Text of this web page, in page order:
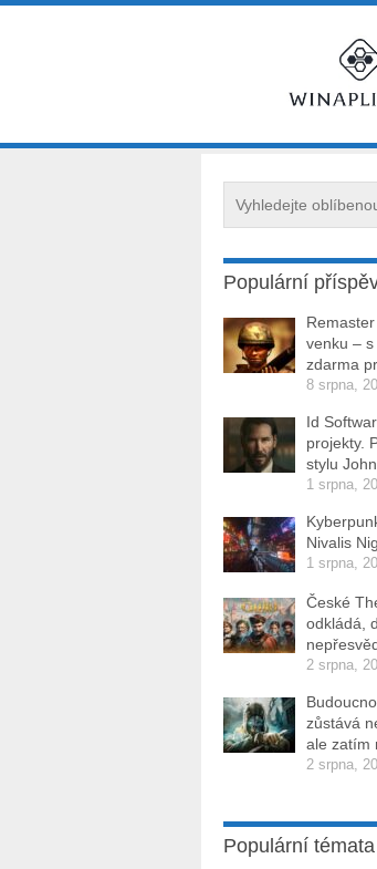
Populární
venku –
zdarma
8 srpna,
Id
projekty.
stylu
1 srpna,
Nivalis
1 srpna,
České
odkládá,
2 srpna,
zůstává
ale zatím
2 srpna,
Populární témata